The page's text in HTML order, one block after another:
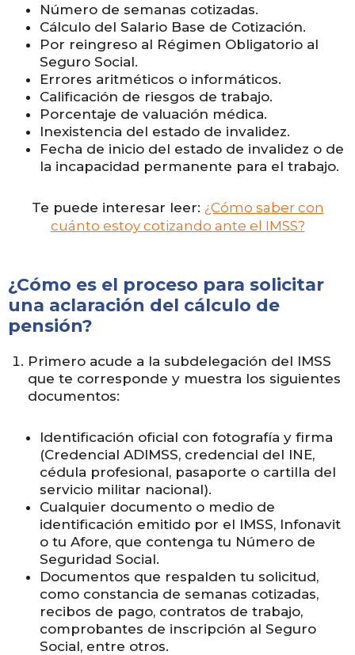
Número de semanas cotizadas.
Cálculo del Salario Base de Cotización.
Por reingreso al Régimen Obligatorio al
Seguro Social.
Errores aritméticos o informáticos.
Calificación de riesgos de trabajo.
Porcentaje de valuación médica.
Inexistencia del estado de invalidez.
Fecha de inicio del estado de invalidez o de
la incapacidad permanente para el trabajo.
Te puede interesar leer: ¿Cómo saber con
cuánto estoy cotizando ante el IMSS?
¿Cómo es el proceso para solicitar
una aclaración del cálculo de
pensión?
Primero acude a la subdelegación del IMSS
que te corresponde y muestra los siguientes
documentos:
Identificación oficial con fotografía y firma
(Credencial ADIMSS, credencial del INE,
cédula profesional, pasaporte o cartilla del
servicio militar nacional).
Cualquier documento o medio de
identificación emitido por el IMSS, Infonavit
o tu Afore, que contenga tu Número de
Seguridad Social.
Documentos que respalden tu solicitud,
como constancia de semanas cotizadas,
recibos de pago, contratos de trabajo,
comprobantes de inscripción al Seguro
Social, entre otros.